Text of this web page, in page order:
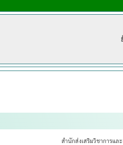
สำนักส่งเสริมวิชาการแ